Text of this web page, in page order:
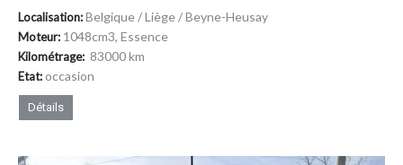
Localisation:Belgique / Liège / Beyne-Heusay
Moteur: 1048cm3, Essence
Kilométrage: 83000 km
Etat:occasion
Détails